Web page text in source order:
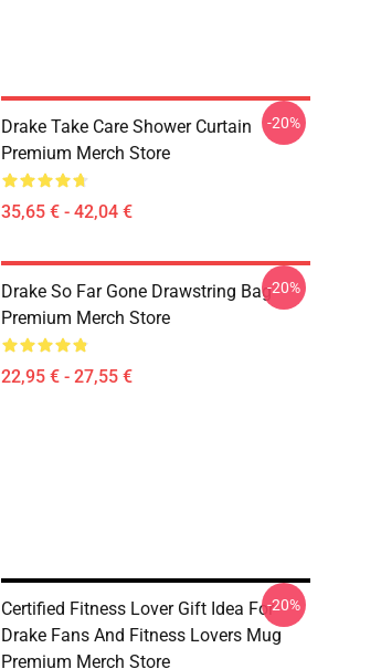
Drake Take Care Shower Curtain
Premium Merch Store
35,65 € - 42,04 €
-20%
Drake So Far Gone Drawstring Bag
Premium Merch Store
22,95 € - 27,55 €
-20%
Certified Fitness Lover Gift Idea For
Drake Fans And Fitness Lovers Mug
Premium Merch Store
-20%